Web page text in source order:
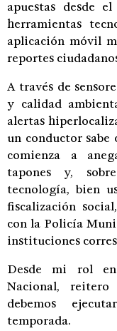
apuestas desde
herramientas
aplicación móvil
reportes
A través de
y calidad
alertas
un conductor sabe
comienza a
tapones y,
tecnología, bien
fiscalización
con la Policía
instituciones
Desde mi rol
Nacional, reitero
debemos
temporada.